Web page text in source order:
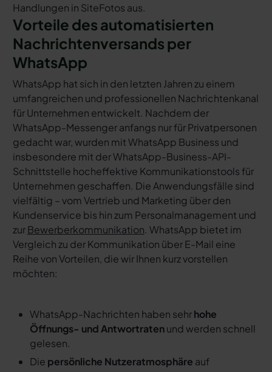
Handlungen in SiteFotos aus.
Vorteile des automatisierten
Nachrichtenversands per
WhatsApp
WhatsApp hat sich in den letzten Jahren zu einem
umfangreichen und professionellen Nachrichtenkanal
für Unternehmen entwickelt. Nachdem der
WhatsApp-Messenger anfangs nur für Privatpersonen
gedacht war, wurden mit WhatsApp Business und
insbesondere mit der WhatsApp-Business-API-
Schnittstelle hocheffektive Kommunikationstools für
Unternehmen geschaffen. Die Anwendungsfälle sind
vielfältig – vom Vertrieb und Marketing über den
Kundenservice bis hin zum Personalmanagement und
zurBewerberkommunikation. WhatsApp bietet im
Vergleich zu der Kommunikation über E-Mail eine
Reihe von Vorteilen, die wir Ihnen kurz vorstellen
möchten:
WhatsApp-Nachrichten haben sehrhohe
Öffnungs- und Antwortratenund werden schnell
gelesen.
Die persönliche Nutzeratmosphäre auf